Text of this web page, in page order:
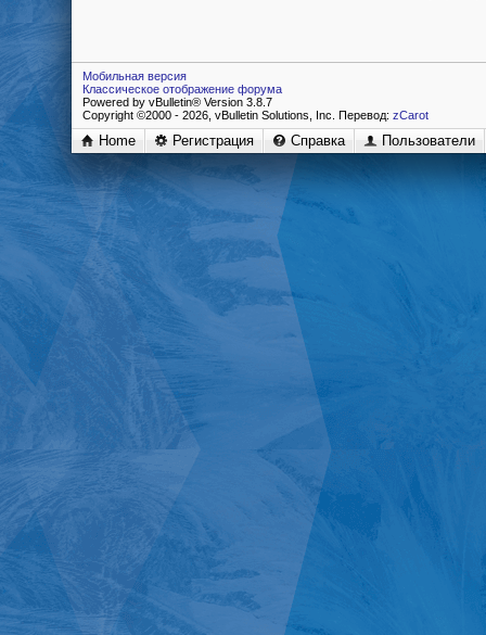
Мобильная версия
Классическое отображение форума
Powered by vBulletin® Version 3.8.7
Copyright ©2000 - 2026, vBulletin Solutions, Inc. Перевод: zCarot
Home Регистрация Справка Пользователи